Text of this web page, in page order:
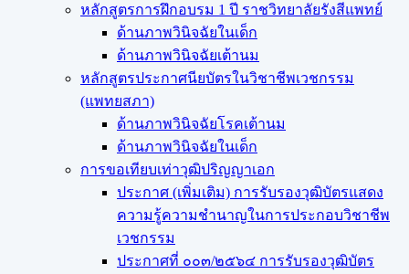
หลักสูตรการฝึกอบรม 1 ปี ราชวิทยาลัยรังสีแพทย์
ด้านภาพวินิจฉัยในเด็ก
ด้านภาพวินิจฉัยเต้านม
หลักสูตรประกาศนียบัตรในวิชาชีพเวชกรรม
(แพทยสภา)
ด้านภาพวินิจฉัยโรคเต้านม
ด้านภาพวินิจฉัยในเด็ก
การขอเทียบเท่า​วุฒิปริญญา​เอก
ประกาศ (เพิ่มเติม) การรับรองวุฒิบัตรแสดง
ความรู้ความชำนาญในการประกอบวิชาชีพ
เวชกรรม
ประกาศที่ ๐๐๓/๒๕๖๔ การรับรองวุฒิบัตร